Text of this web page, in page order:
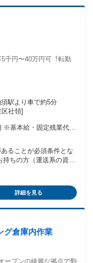
千円〜40万円可︕転勤
駅より車で約5分
社領]
※基本給・固定残業代の
円（固定残業時間：1ヶ
た勤務時間については
に一律で支払われるそ
ることが必須条件とな
での経験を活かしてキ
い対応ができる ・チー
防ぐためチェックを徹
があったのですが、ブ
厚いサポートのおかげ
詳細を見る
グ倉庫内作業
ープンの綺麗な拠点で勤